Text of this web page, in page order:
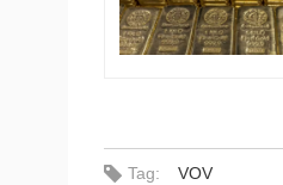
Tag: VOV